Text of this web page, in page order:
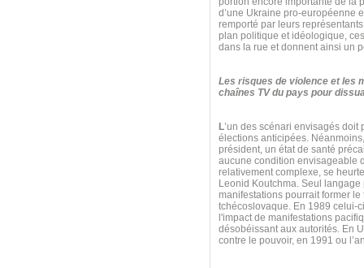
d’une Ukraine pro-européenne
remporté par leurs
plan politique et idéologique,
dans la rue et donnent ainsi un
Les risques de violence et les
chaînes TV du pays pour
L’un des scénari envisagés
élections anticipées.
président, un état de santé
aucune condition envisageable
relativement complexe, se
Leonid Koutchma. Seul
manifestations pourrait former
tchécoslovaque. En 1989 celui-
l'impact de manifestations
désobéissant aux autorités. En
contre le pouvoir, en 1991 ou